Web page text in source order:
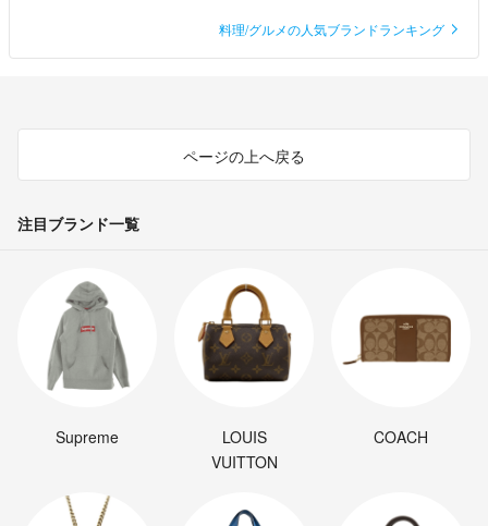
料理/グルメの人気ブランドランキング
ページの上へ戻る
注目ブランド一覧
Supreme
LOUIS
VUITTON
COACH